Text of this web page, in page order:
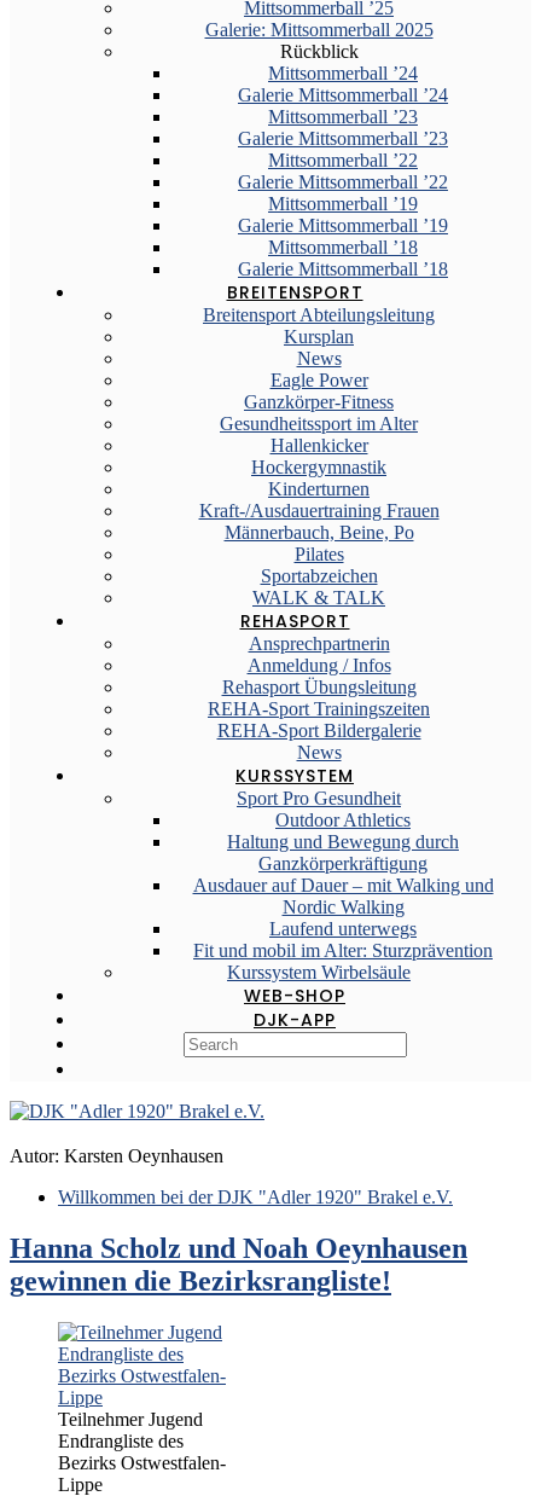
Mittsommerball ’25
Galerie: Mittsommerball 2025
Rückblick
Mittsommerball ’24
Galerie Mittsommerball ’24
Mittsommerball ’23
Galerie Mittsommerball ’23
Mittsommerball ’22
Galerie Mittsommerball ’22
Mittsommerball ’19
Galerie Mittsommerball ’19
Mittsommerball ’18
Galerie Mittsommerball ’18
BREITENSPORT
Breitensport Abteilungsleitung
Kursplan
News
Eagle Power
Ganzkörper-Fitness
Gesundheitssport im Alter
Hallenkicker
Hockergymnastik
Kinderturnen
Kraft-/Ausdauertraining Frauen
Männerbauch, Beine, Po
Pilates
Sportabzeichen
WALK & TALK
REHASPORT
Ansprechpartnerin
Anmeldung / Infos
Rehasport Übungsleitung
REHA-Sport Trainingszeiten
REHA-Sport Bildergalerie
News
KURSSYSTEM
Sport Pro Gesundheit
Outdoor Athletics
Haltung und Bewegung durch
Ganzkörperkräftigung
Ausdauer auf Dauer – mit Walking und
Nordic Walking
Laufend unterwegs
Fit und mobil im Alter: Sturzprävention
Kurssystem Wirbelsäule
WEB-SHOP
DJK-APP
Autor: Karsten Oeynhausen
Willkommen bei der DJK "Adler 1920" Brakel e.V.
Hanna Scholz und Noah Oeynhausen
gewinnen die Bezirksrangliste!
Teilnehmer Jugend
Endrangliste des
Bezirks Ostwestfalen-
Lippe